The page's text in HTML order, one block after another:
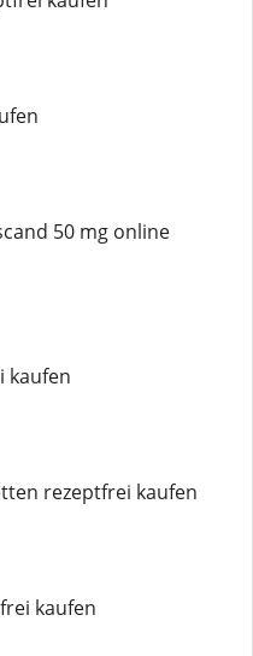
50 mg online
kaufen
rezeptfrei kaufen
kaufen